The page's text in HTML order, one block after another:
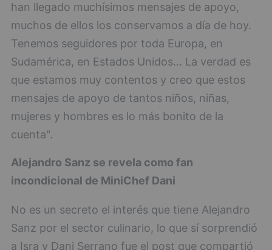
han llegado muchísimos mensajes de apoyo,
muchos de ellos los conservamos a día de hoy.
Tenemos seguidores por toda Europa, en
Sudamérica, en Estados Unidos... La verdad es
que estamos muy contentos y creo que estos
mensajes de apoyo de tantos niños, niñas,
mujeres y hombres es lo más bonito de la
cuenta".
Alejandro Sanz se revela como fan
incondicional de MiniChef Dani
No es un secreto el interés que tiene Alejandro
Sanz por el sector culinario, lo que sí sorprendió
a Isra y Dani Serrano fue el post que compartió